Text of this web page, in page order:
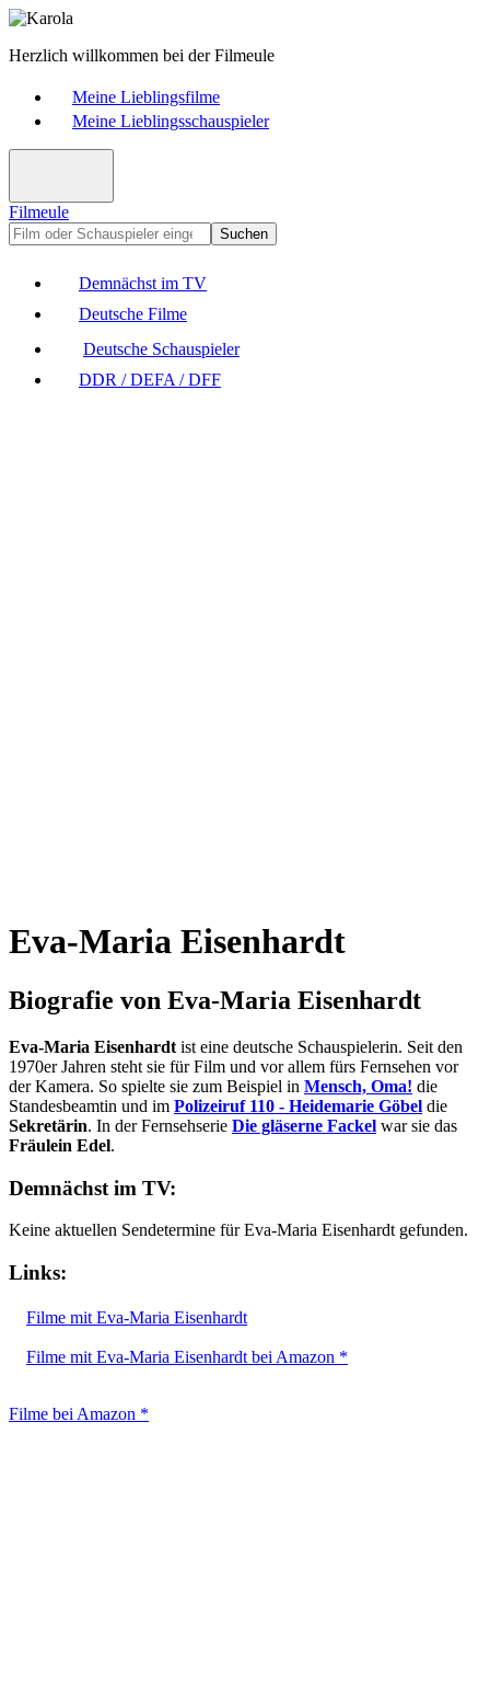
Herzlich willkommen bei der Filmeule
Meine Lieblingsfilme
Meine Lieblingsschauspieler
Filmeule
Suchen
Demnächst im TV
Deutsche Filme
Deutsche Schauspieler
DDR / DEFA / DFF
Eva-Maria Eisenhardt
Biografie von Eva-Maria Eisenhardt
Eva-Maria Eisenhardt ist eine deutsche Schauspielerin. Seit den
1970er Jahren steht sie für Film und vor allem fürs Fernsehen vor
der Kamera. So spielte sie zum Beispiel in Mensch, Oma! die
Standesbeamtin und im Polizeiruf 110 - Heidemarie Göbel die
Sekretärin. In der Fernsehserie Die gläserne Fackel war sie das
Fräulein Edel.
Demnächst im TV:
Keine aktuellen Sendetermine für Eva-Maria Eisenhardt gefunden.
Links:
Filme mit Eva-Maria Eisenhardt
Filme mit Eva-Maria Eisenhardt bei Amazon *
Filme bei Amazon *